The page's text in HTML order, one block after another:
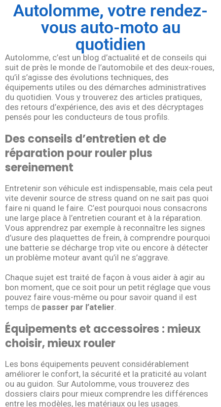
Autolomme, votre rendez-
vous auto-moto au
quotidien
Autolomme, c’est un blog d’actualité et de conseils qui
suit de près le monde de l’automobile et des deux-roues,
qu’il s’agisse des évolutions techniques, des
équipements utiles ou des démarches administratives
du quotidien. Vous y trouverez des articles pratiques,
des retours d’expérience, des avis et des décryptages
pensés pour les conducteurs de tous profils.
Des conseils d’entretien et de
réparation pour rouler plus
sereinement
Entretenir son véhicule est indispensable, mais cela peut
vite devenir source de stress quand on ne sait pas quoi
faire ni quand le faire. C’est pourquoi nous consacrons
une large place à l’entretien courant et à la réparation.
Vous apprendrez par exemple à reconnaître les signes
d’usure des plaquettes de frein, à comprendre pourquoi
une batterie se décharge trop vite ou encore à détecter
un problème moteur avant qu’il ne s’aggrave.
Chaque sujet est traité de façon à vous aider à agir au
bon moment, que ce soit pour un petit réglage que vous
pouvez faire vous-même ou pour savoir quand il est
temps de passer par l’atelier.
Équipements et accessoires : mieux
choisir, mieux rouler
Les bons équipements peuvent considérablement
améliorer le confort, la sécurité et la praticité au volant
ou au guidon. Sur Autolomme, vous trouverez des
dossiers clairs pour mieux comprendre les différences
entre les modèles, les matériaux ou les usages.